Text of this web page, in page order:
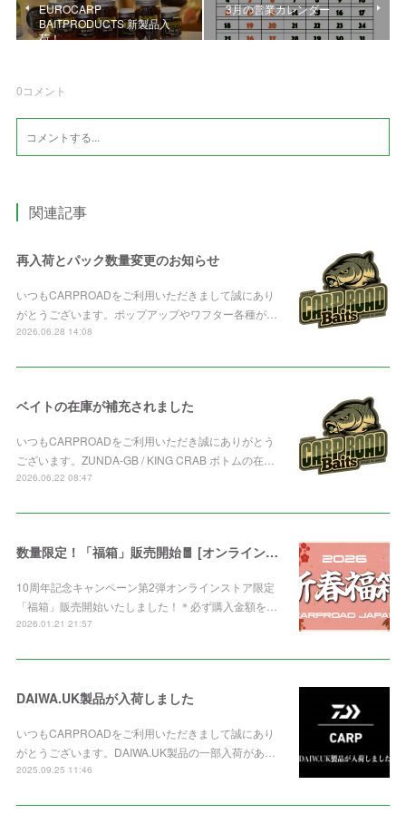
EUROCARP
BAITPRODUCTS 新製品入
荷！
3月の営業カレンダー
0コメント
関連記事
再入荷とパック数量変更のお知らせ
いつもCARPROADをご利用いただきまして誠にあり
がとうございます。ポップアップやワフター各種が…
2026.06.28 14:08
ベイトの在庫が補充されました
いつもCARPROADをご利用いただき誠にありがとう
ございます。ZUNDA-GB / KING CRAB ボトムの在…
2026.06.22 08:47
数量限定！「福箱」販売開始🧧 [オンライン限定]
10周年記念キャンペーン第2弾オンラインストア限定
「福箱」販売開始いたしました！＊必ず購入金額を…
2026.01.21 21:57
DAIWA.UK製品が入荷しました
いつもCARPROADをご利用いただきまして誠にあり
がとうございます。DAIWA.UK製品の一部入荷があ…
2025.09.25 11:46